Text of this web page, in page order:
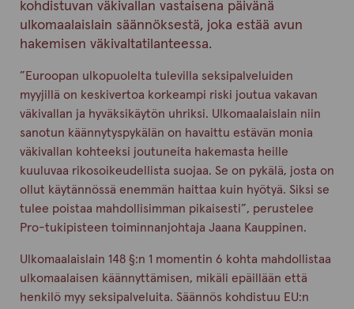
kohdistuvan väkivallan vastaisena päivänä
ulkomaalaislain säännöksestä, joka estää avun
hakemisen väkivaltatilanteessa.
”Euroopan ulkopuolelta tulevilla seksipalveluiden
myyjillä on keskivertoa korkeampi riski joutua vakavan
väkivallan ja hyväksikäytön uhriksi. Ulkomaalaislain niin
sanotun käännytyspykälän on havaittu estävän monia
väkivallan kohteeksi joutuneita hakemasta heille
kuuluvaa rikosoikeudellista suojaa. Se on pykälä, josta on
ollut käytännössä enemmän haittaa kuin hyötyä. Siksi se
tulee poistaa mahdollisimman pikaisesti”, perustelee
Pro-tukipisteen toiminnanjohtaja Jaana Kauppinen.
Ulkomaalaislain 148 §:n 1 momentin 6 kohta mahdollistaa
ulkomaalaisen käännyttämisen, mikäli epäillään että
henkilö myy seksipalveluita. Säännös kohdistuu EU:n